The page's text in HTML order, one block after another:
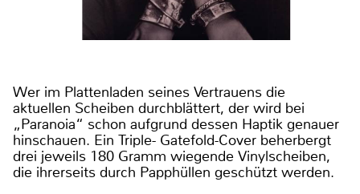
Wer im Plattenladen seines Vertrauens die
aktuellen Scheiben durchblättert, der wird bei
„Paranoia“ schon aufgrund dessen Haptik genauer
hinschauen. Ein Triple- Gatefold-Cover beherbergt
drei jeweils 180 Gramm wiegende Vinylscheiben,
die ihrerseits durch Papphüllen geschützt werden.